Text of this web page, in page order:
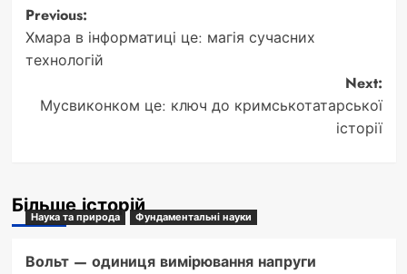
Post
navigation
Previous:
Хмара в інформатиці це: магія сучасних
технологій
Next:
Мусвиконком це: ключ до кримськотатарської
історії
Більше історій
Наука та природа Фундаментальні науки
Вольт — одиниця вимірювання напруги